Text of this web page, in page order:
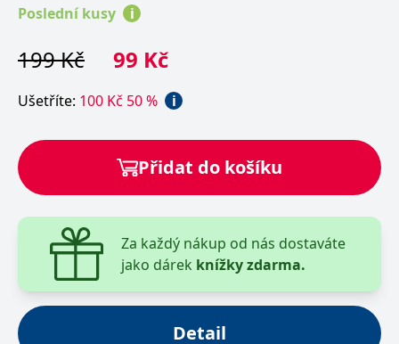
Poslední kusy i
199Kč 99 Kč
Ušetříte: 100 Kč 50% i
Přidat do košíku
Za každý nákup od nás dostaváte
jako dárek knížky zdarma.
Detail